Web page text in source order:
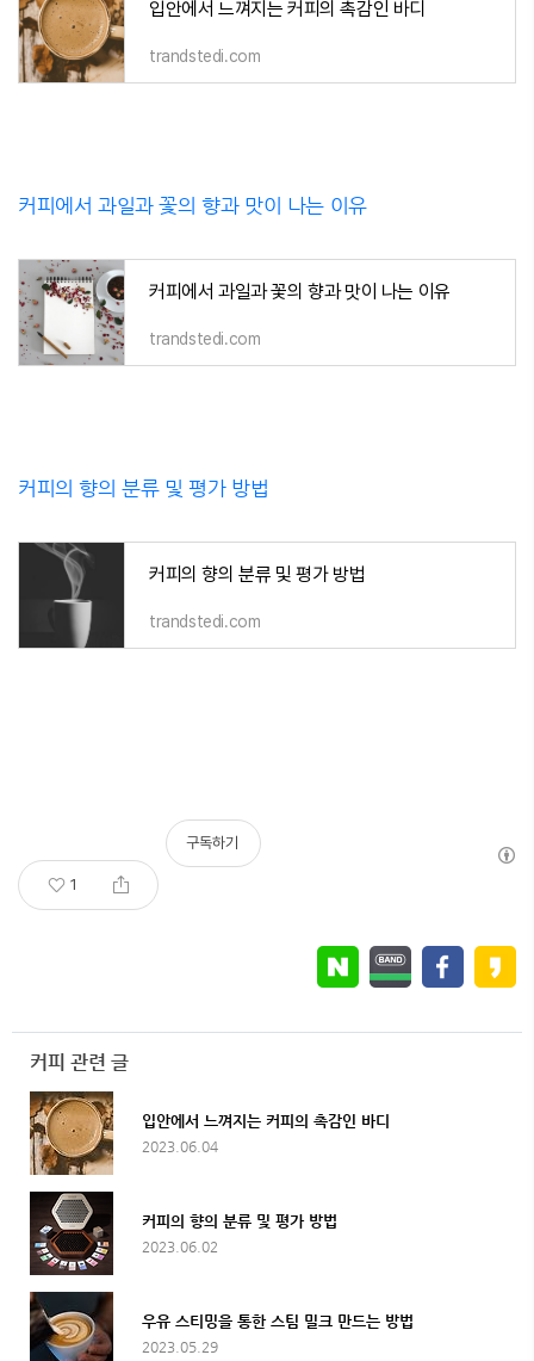
입안에서 느껴지는 커피의 촉감인 바디
trandstedi.com
커피에서 과일과 꽃의 향과 맛이 나는 이유
커피에서 과일과 꽃의 향과 맛이 나는 이유
trandstedi.com
커피의 향의 분류 및 평가 방법
커피의 향의 분류 및 평가 방법
trandstedi.com
1
구독하기
커피 관련 글
입안에서 느껴지는 커피의 촉감인 바디
2023.06.04
커피의 향의 분류 및 평가 방법
2023.06.02
우유 스티밍을 통한 스팀 밀크 만드는 방법
2023.05.29